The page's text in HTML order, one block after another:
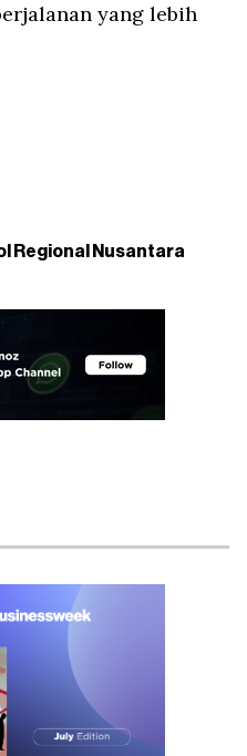
yang lebih
Regional Nusantara